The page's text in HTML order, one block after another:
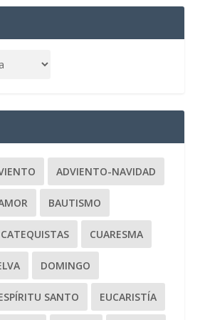
ADVIENTO-NAVIDAD
BAUTISMO
CATEQUISTAS CUARESMA
DOMINGO
SANTO EUCARISTÍA